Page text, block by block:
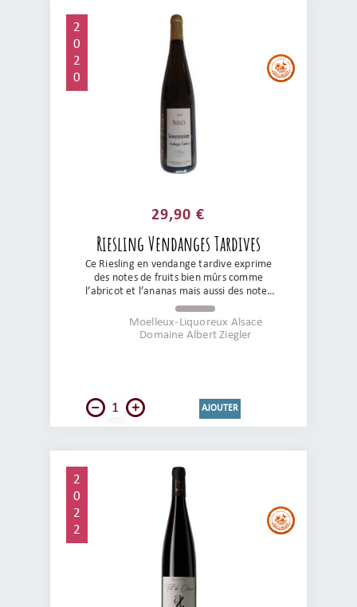
2
0
2
0
29,90 €
Riesling Vendanges Tardives
Ce Riesling en vendange tardive exprime
des notes de fruits bien mûrs comme
l’abricot et l’ananas mais aussi des notes
d’aubépine de citrons confits et de miel.
Une gourmandise et un vin d'une structure
exemplaire porté par une belle tension et
Moelleux-Liquoreux Alsace
Domaine Albert Ziegler
AJOUTER
2
0
2
2